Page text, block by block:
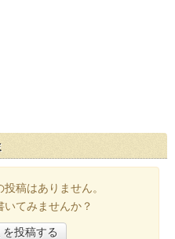
稿はありません。
てみませんか？
を投稿する